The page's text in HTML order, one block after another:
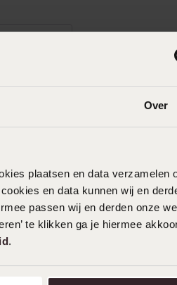
Over
plaatsen en data verzamelen
en data kunnen wij en
passen wij en derden onze
te klikken ga je hiermee
.